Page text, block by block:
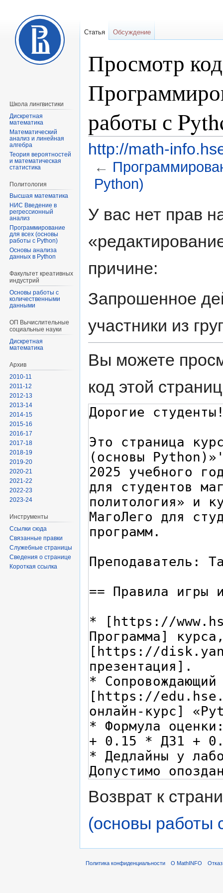
Просмотр
работы с
http://math-
←
Python)
ккУ вас нет прав
причине:
Запрошенное
участники из
Вы можете
код этой
Возврат к
(основы работы
Статья Обсуждение
Школа лингвистики
Дискретная
математика
Математический
анализ и линейная
алгебра
Теория вероятностей
и математическая
статистика
Политология
Высшая математика
НИС Введение в
регрессионный
анализ
Программирование
для всех (основы
работы с Python)
Основы анализа
данных в Python
Факультет креативных
индустрий
Основы работы с
количественными
данными
ОП Вычислительные
социальные науки
Диcкретная
математика
Архив
2010-11
2011-12
2012-13
2013-14
2014-15
2015-16
2016-17
2017-18
2018-19
2019-20
2020-21
2021-22
2022-23
2023-24
Инструменты
Ссылки сюда
Связанные правки
Служебные страницы
Сведения о странице
Короткая ссылка
Политика конфиденциальности О MathINFO